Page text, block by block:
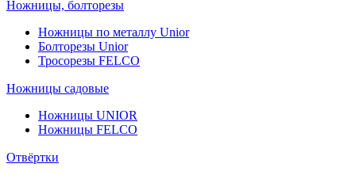
Ножницы, болторезы
Ножницы по металлу Unior
Болторезы Unior
Тросорезы FELCO
Ножницы садовые
Ножницы UNIOR
Ножницы FELCO
Отвёртки